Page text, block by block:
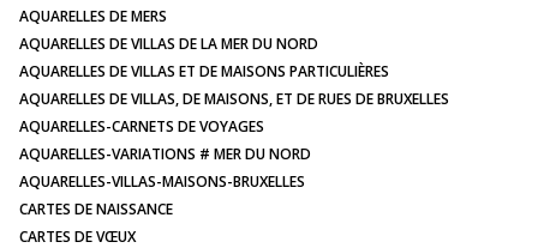
ILLUSTRATIONS
CONTACT
AQUARELLES DE MERS
AQUARELLES DE VILLAS DE LA MER DU NORD
AQUARELLES DE VILLAS ET DE MAISONS PARTICULIÈRES
AQUARELLES DE VILLAS, DE MAISONS, ET DE RUES DE BRUXELLES
AQUARELLES-CARNETS DE VOYAGES
AQUARELLES-VARIATIONS # MER DU NORD
AQUARELLES-VILLAS-MAISONS-BRUXELLES
CARTES DE NAISSANCE
CARTES DE VŒUX